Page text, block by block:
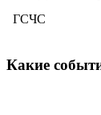
ГСЧС
Какие